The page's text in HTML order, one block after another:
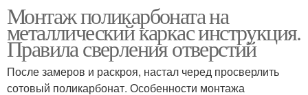
металлическому
профилю
Сотовый поликарбонат
Фиксация на каркасе
Панели из
Монтаж поликарбоната на
металлический каркас инструкция.
Правила сверления отверстий
После замеров и раскроя, настал черед просверлить
сотовый поликарбонат. Особенности монтажа